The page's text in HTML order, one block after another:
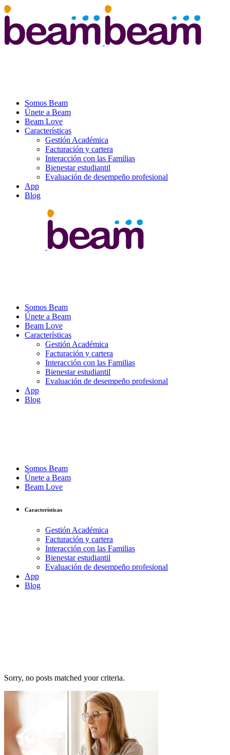
Somos Beam
Únete a Beam
Beam Love
Características
Gestión Académica
Facturación y cartera
Interacción con las Familias
Bienestar estudiantil
Evaluación de desempeño profesional
App
Blog
Somos Beam
Únete a Beam
Beam Love
Características
Gestión Académica
Facturación y cartera
Interacción con las Familias
Bienestar estudiantil
Evaluación de desempeño profesional
App
Blog
Somos Beam
Únete a Beam
Beam Love
Características
Gestión Académica
Facturación y cartera
Interacción con las Familias
Bienestar estudiantil
Evaluación de desempeño profesional
App
Blog
Sorry, no posts matched your criteria.